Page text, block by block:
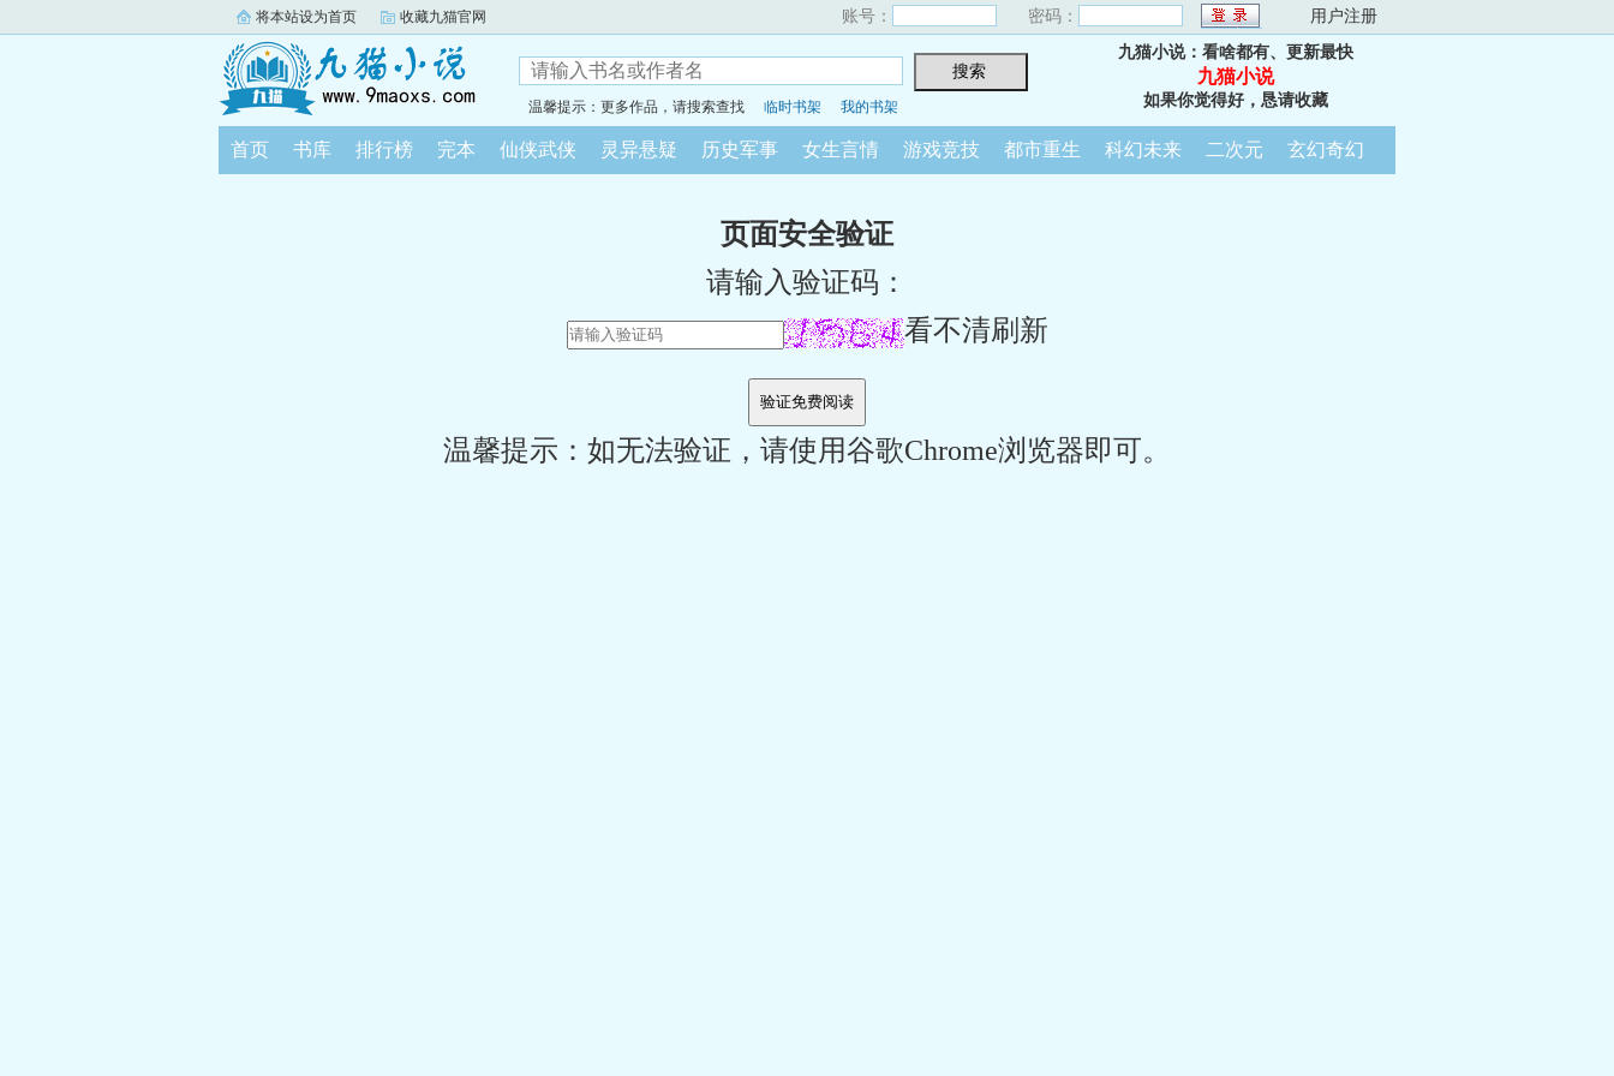
将本站设为首页 收藏九猫官网 账号： 密码： 用户注册
温馨提示：更多作品，请搜索查找 临时书架 我的书架
九猫小说：看啥都有、更新最快
九猫小说
如果你觉得好，恳请收藏
首页 书库 排行榜 完本 仙侠武侠 灵异悬疑 历史军事 女生言情 游戏竞技 都市重生 科幻未来 二次元 玄幻奇幻
页面安全验证
请输入验证码：
看不清刷新
温馨提示：如无法验证，请使用谷歌Chrome浏览器即可。